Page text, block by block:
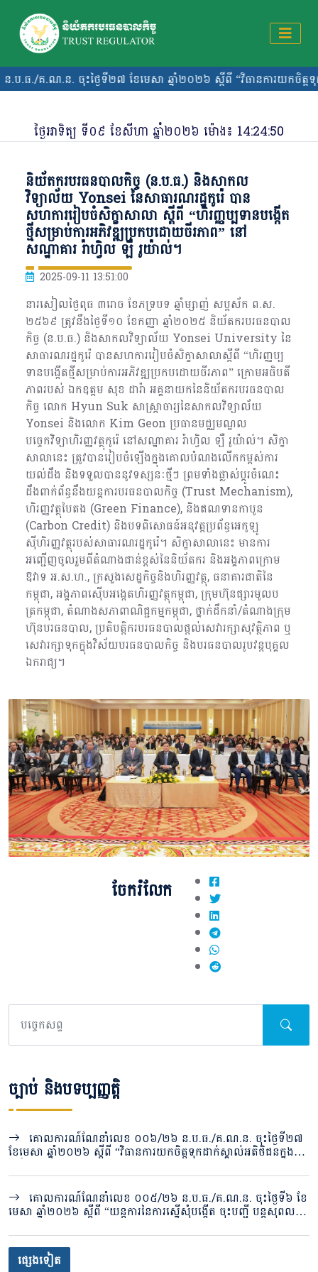
.ន. ចុះថ្ងៃទី២៧ ខែមេសា ឆ្នាំ២០២៦ ស្តីពី “វិធានការយកចិត្តទុកដា
ថ្ងៃ​អាទិត្យ ​ទី​០៩ ​ខែសីហា ឆ្នាំ២០២៦ ម៉ោង៖ 14:24:51
និយ័តករបរធនបាលកិច្ច (ន.ប.ធ.) និងសាកល
វិទ្យាល័យ Yonsei នៃសាធារណរដ្ឋកូរ៉េ បាន
សហការរៀបចំសិក្ខាសាលា ស្ដីពី “ហិរញ្ញប្បទានបង្កើត
ថ្មីសម្រាប់ការអភិវឌ្ឍប្រកបដោយចីរភាព” នៅ
សណ្ឋាគារ រ៉ាហ្វិល ឡឺ រូយ៉ាល់។
2025-09-11 13:51:00
នារសៀលថ្ងៃពុធ ៣រោច ខែភទ្របទ ឆ្នាំម្សាញ់ សប្តស័ក ព.ស.
២៥៦៩ ត្រូវនឹងថ្ងៃទី១០ ខែកញ្ញា ឆ្នាំ២០២៥ និយ័តករបរធនបាល
កិច្ច (ន.ប.ធ.) និងសាកលវិទ្យាល័យ Yonsei University នៃ
សាធារណរដ្ឋកូរ៉េ បានសហការរៀបចំសិក្ខាសាលាស្ដីពី “ហិរញ្ញប្ប
ទានបង្កើតថ្មីសម្រាប់ការអភិវឌ្ឍប្រកបដោយចីរភាព” ក្រោមអធិបតី
ភាពរបស់ ឯកឧត្តម សុខ ដារ៉ា អគ្គនាយកនៃនិយ័តករបរធនបាល
កិច្ច លោក Hyun Suk សាស្ត្រាចារ្យនៃសាកលវិទ្យាល័យ
Yonsei និងលោក Kim Geon ប្រធានមជ្ឈមណ្ឌល
បច្ចេកវិទ្យាហិរញ្ញវត្ថុកូរ៉េ នៅសណ្ឋាគារ រ៉ាហ្វិល ឡឺ រូយ៉ាល់។ សិក្ខា
សាលានេះ ត្រូវបានរៀបចំឡើងក្នុងគោលបំណងលើកកម្ពស់ការ
យល់ដឹង និងទទួលបាននូវទស្សនៈថ្មីៗ ព្រមទាំងផ្លាស់ប្តូរចំណេះ
ដឹងពាក់ព័ន្ធនឹងយន្ដការបរធនបាលកិច្ច (Trust Mechanism),
ហិរញ្ញវត្ថុបៃតង (Green Finance), និងឥណទានកាបូន
(Carbon Credit) និងបទពិសោធន៍អនុវត្តប្រព័ន្ធអេកូឡូ
ស៊ីហិរញ្ញវត្ថុរបស់សាធារណរដ្ឋកូរ៉េ។ សិក្ខាសាលានេះ មានការ
អញ្ជើញចូលរួមពីតំណាងជាន់ខ្ពស់នៃនិយ័តករ និងអង្គភាពក្រោម
ឱវាទ អ.ស.ហ., ក្រសួងសេដ្ឋកិច្ចនិងហិរញ្ញវត្ថុ, ធនាគារជាតិនៃ
កម្ពុជា, អង្គភាពស៊ើបអង្កេតហិរញ្ញវត្ថុកម្ពុជា, ក្រុមហ៊ុនផ្សារមូលប
ត្រកម្ពុជា, តំណាងសភាពាណិជ្ជកម្មកម្ពុជា, ថ្នាក់ដឹកនាំ/តំណាងក្រុម
ហ៊ុនបរធនបាល, ប្រតិបត្តិករបរធនបាលផ្តល់សេវារក្សាសុវត្ថិភាព ឬ
សេវារក្សាទុកក្នុងវិស័យបរធនបាលកិច្ច និងបរធនបាលរូបវន្តបុគ្គល
ឯករាជ្យ។
ចែករំលែក
ច្បាប់ និងបទប្បញ្ញត្តិ
ខែមេសា ឆ្នាំ២០២៦ ស្តីពី “វិធានការយកចិត្តទុកដាក់ស្គាល់អតិថិជនក្នុង
វិស័យបរធនបាលកិច្ច”
មេសា ឆ្នាំ២០២៦ ស្តីពី “យន្តការនៃការស្នើសុំបង្កើត ចុះបញ្ជី បន្តសុពល
ភាពវិញ្ញាបនបត្រ ផ្លាស់ប្តូរ និងបញ្ចប់បរធនបាលកិច្ចសេវារក្សាសុវត្ថិភាព ឬ
សេវារក្សាទុក តាមប្រព័ន្ធចុះបញ្ជីបរធនបាលកិច្ចរបស់និយ័តករបរធនបាល
កិច្ច”ផ្សេងទៀត